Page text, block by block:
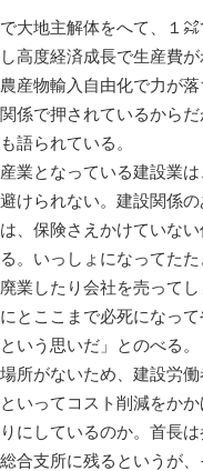
大地主解体をへて、１㌶
高度経済成長で生産費
産物輸入自由化で力が落
係で押されているから
語られている。
業となっている建設業は
けられない。建設関係
、保険さえかけていな
。いっしょになってたた
業したり会社を売って
とここまで必死になっ
いう思いだ」とのべる。
所がないため、建設労働
いってコスト削減をか
にしているのか。首長は
合支所に残るというが